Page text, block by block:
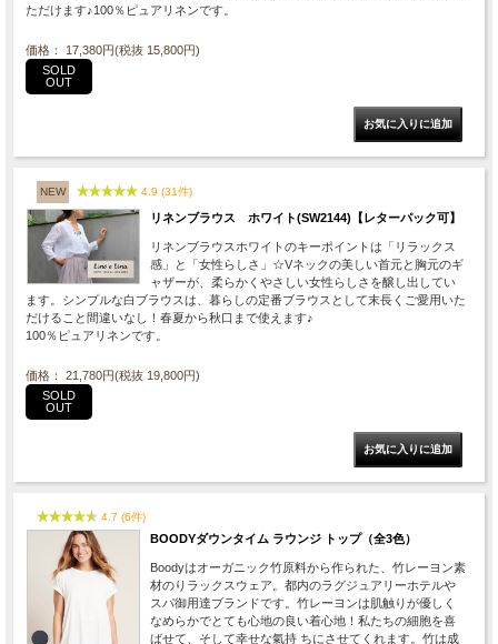
ただけます♪100％ピュアリネンです。
価格： 17,380円(税抜 15,800円)
SOLD
OUT
NEW 4.9 (31件)
リネンブラウス ホワイト(SW2144)【レターパック可】
リネンブラウスホワイトのキーポイントは「リラックス
感」と「女性らしさ」☆Vネックの美しい首元と胸元のギ
ャザーが、柔らかくやさしい女性らしさを醸し出してい
ます。シンプルな白ブラウスは、暮らしの定番ブラウスとして末長くご愛用いた
だけること間違いなし！春夏から秋口まで使えます♪
100％ピュアリネンです。
価格： 21,780円(税抜 19,800円)
SOLD
OUT
4.7 (6件)
BOODYダウンタイム ラウンジ トップ（全3色）
Boodyはオーガニック竹原料から作られた、竹レーヨン素
材のりラックスウェア。都内のラグジュアリーホテルや
スパ御用達ブランドです。竹レーヨンは肌触りが優しく
なめらかでとても心地の良い着心地！私たちの細胞を喜
ばせて、そして幸せな氣持 ちにさせてくれます。竹は成